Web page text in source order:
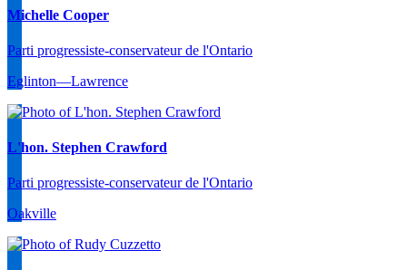
Michelle Cooper
Parti progressiste-conservateur de l'Ontario
Eglinton—Lawrence
L'hon. Stephen Crawford
Parti progressiste-conservateur de l'Ontario
Oakville